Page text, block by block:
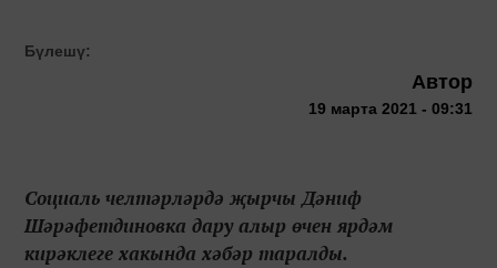
Бүлешү:
Автор
19 марта 2021 - 09:31
Социаль челтәрләрдә җырчы Дәниф
Шәрәфетдиновка дару алыр өчен ярдәм
кирәклеге хакында хәбәр таралды.